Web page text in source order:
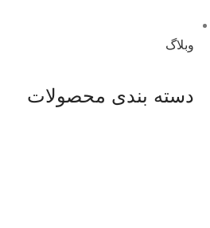
وبلاگ
دسته بندی محصولات